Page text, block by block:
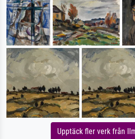
Upptäck fler verk från